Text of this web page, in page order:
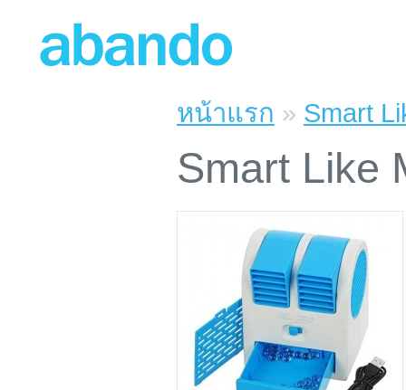
หน้าแรก » Smart
Smart Like